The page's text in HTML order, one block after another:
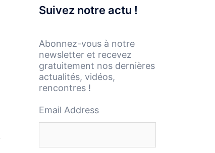
Suivez notre actu !
Abonnez-vous à notre
newsletter et recevez
gratuitement nos dernières
actualités, vidéos,
rencontres !
Email Address